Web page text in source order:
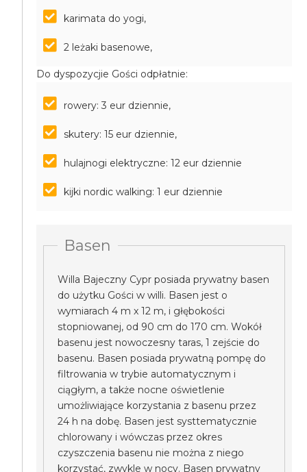
karimata do yogi,
2 leżaki basenowe,
Do dyspozycjie Gości odpłatnie:
rowery: 3 eur dziennie,
skutery: 15 eur dziennie,
hulajnogi elektryczne: 12 eur dziennie
kijki nordic walking: 1 eur dziennie
Basen
Willa Bajeczny Cypr posiada prywatny basen
do użytku Gości w willi. Basen jest o
wymiarach 4 m x 12 m, i głębokości
stopniowanej, od 90 cm do 170 cm. Wokół
basenu jest nowoczesny taras, 1 zejście do
basenu. Basen posiada prywatną pompę do
filtrowania w trybie automatycznym i
ciągłym, a także nocne oświetlenie
umożliwiające korzystania z basenu przez
24 h na dobę. Basen jest systtematycznie
chlorowany i wówczas przez okres
czyszczenia basenu nie można z niego
korzystać, zwykle w nocy. Basen prywatny